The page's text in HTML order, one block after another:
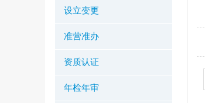
设立变更
准营准办
资质认证
年检年审